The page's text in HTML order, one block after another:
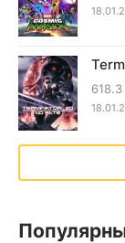
X4:
13.73